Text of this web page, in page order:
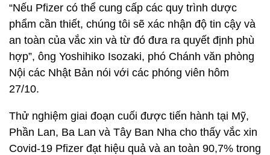
“Nếu Pfizer có thể cung cấp các quy trình dược
phẩm cần thiết, chúng tôi sẽ xác nhận độ tin cậy và
an toàn của vắc xin và từ đó đưa ra quyết định phù
hợp”, ông Yoshihiko Isozaki, phó Chánh văn phòng
Nội các Nhật Bản nói với các phóng viên hôm
27/10.
Thử nghiệm giai đoạn cuối được tiến hành tại Mỹ,
Phần Lan, Ba Lan và Tây Ban Nha cho thấy vắc xin
Covid-19 Pfizer đạt hiệu quả và an toàn 90,7% trong